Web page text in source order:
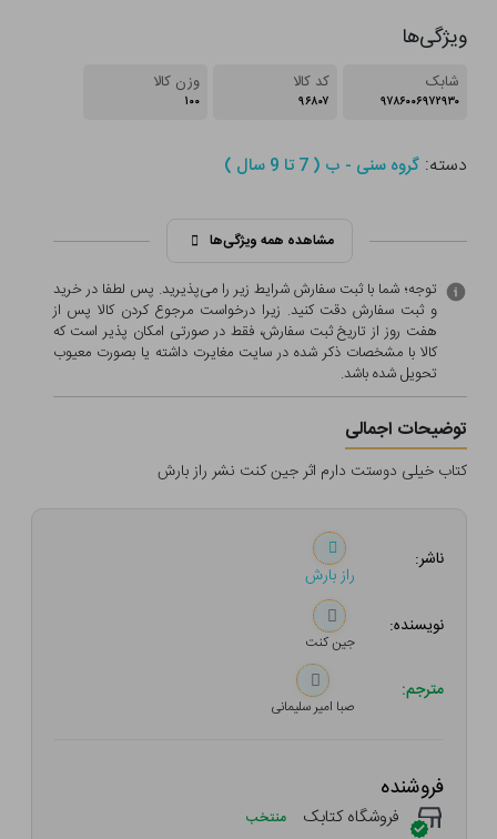
ویژگی‌ها
شابک
۹۷۸۶۰۰۶۹۷۲۹۳۰
کد کالا
۹۶۸۰۷
وزن کالا
۱۰۰
دسته:گروه سنی - ب ( 7 تا 9 سال )
مشاهده همه ویژگی‌ها
توجه؛ شما با ثبت سفارش شرایط زیر را می‌پذیرید. پس لطفا در خرید
و ثبت سفارش دقت کنید. زیرا درخواست مرجوع کردن کالا پس از
هفت روز از تاریخ ثبت سفارش، فقط در صورتی امکان پذیر است که
کالا با مشخصات ذکر شده در سایت مغایرت داشته یا بصورت معيوب
تحویل شده باشد.
توضیحات اجمالی
کتاب خیلی دوستت دارم اثر جین کنت نشر راز بارش
ناشر:
راز بارش
نویسنده:
جین کنت
مترجم:
صبا امیر سلیمانی
فروشنده
فروشگاه کتابک منتخب